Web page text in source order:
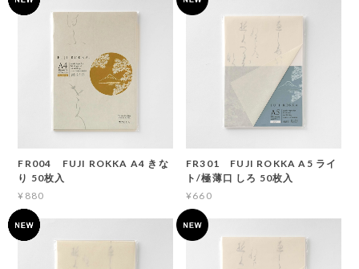
FR004 FUJI ROKKA A4 きな
り 50枚入
¥880
FR301 FUJI ROKKA A5 ライ
ト/極薄口 しろ 50枚入
¥660